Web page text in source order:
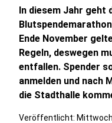
In diesem Jahr geht
Ende November
Regeln, deswegen
entfallen. Spender
anmelden und nach
die Stadthalle
Veröffentlicht: